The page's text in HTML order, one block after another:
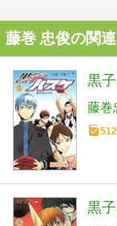
藤巻 忠俊の関
黒
藤巻
黒